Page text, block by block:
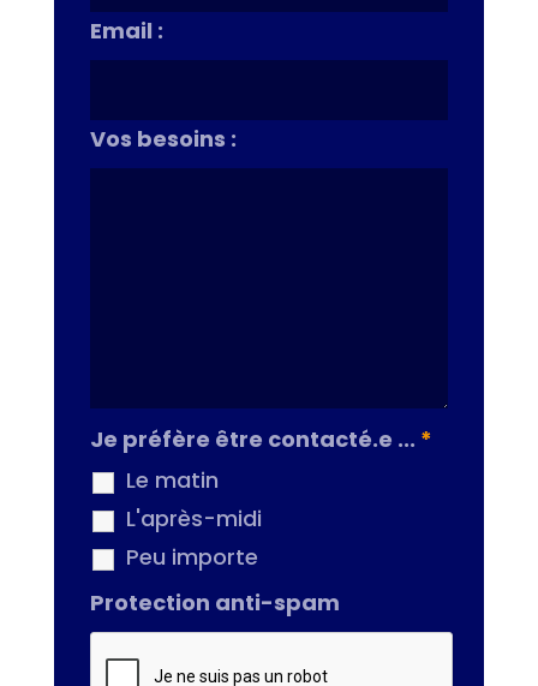
Email :
Vos besoins :
Je préfère être contacté.e ... *
Le matin
L'après-midi
Peu importe
Protection anti-spam